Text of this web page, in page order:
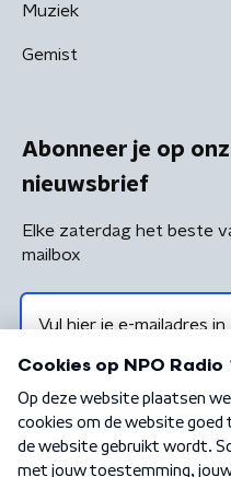
Muziek
Gemist
Abonneer je op
nieuwsbrief
Elke zaterdag het beste
mailbox
Algemene voorwaarden